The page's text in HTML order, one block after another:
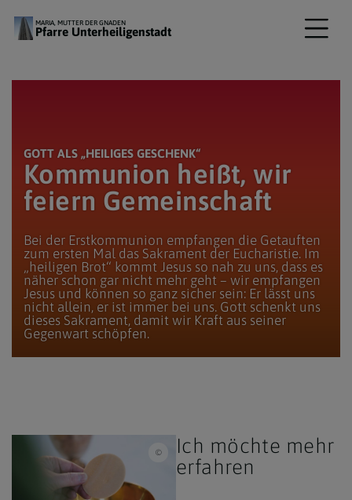
MARIA, MUTTER DER GNADEN
Pfarre Unterheiligenstadt
GOTT ALS „HEILIGES GESCHENK“
Kommunion heißt, wir
feiern Gemeinschaft
Bei der Erstkommunion empfangen die Getauften
zum ersten Mal das Sakrament der Eucharistie. Im
„heiligen Brot“ kommt Jesus so nah zu uns, dass es
näher schon gar nicht mehr geht – wir empfangen
Jesus und können so ganz sicher sein: Er lässt uns
nicht allein, er ist immer bei uns. Gott schenkt uns
dieses Sakrament, damit wir Kraft aus seiner
Gegenwart schöpfen.
Markus Weinlaender (pfarrbriefservice.de) /
Ich möchte mehr
erfahren